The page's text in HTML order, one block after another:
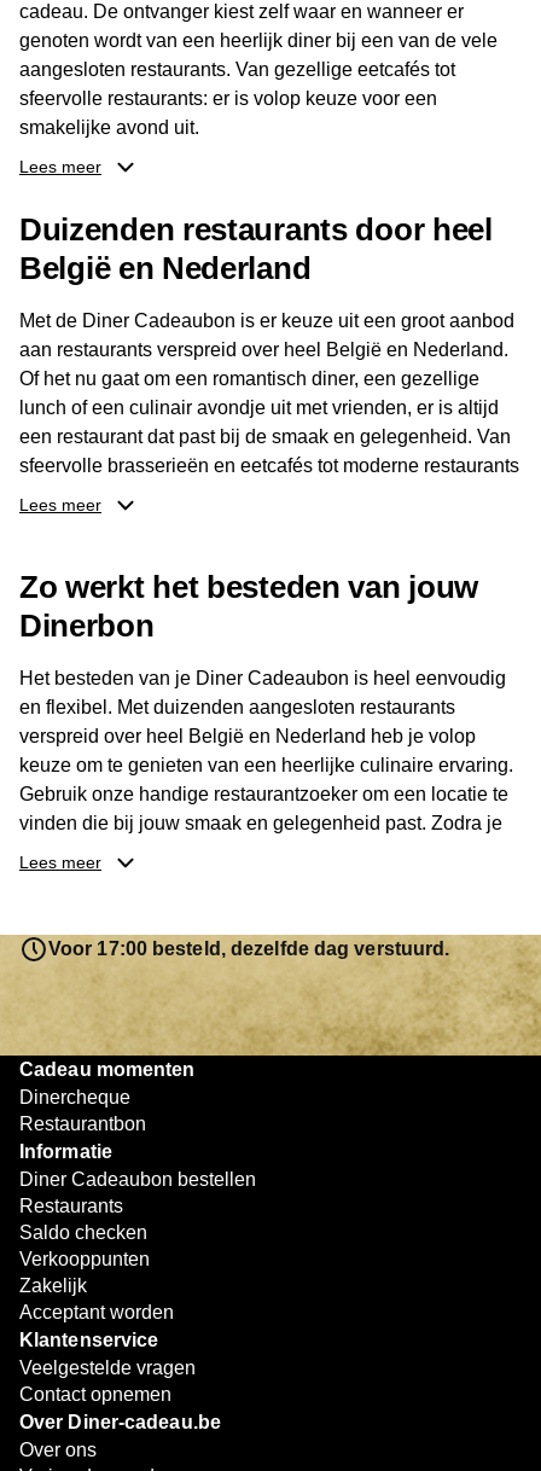
cadeau. De ontvanger kiest zelf waar en wanneer er
genoten wordt van een heerlijk diner bij een van de vele
aangesloten restaurants. Van gezellige eetcafés tot
sfeervolle restaurants: er is volop keuze voor een
smakelijke avond uit.
ontvanger eenvoudig een locatie kiezen die past bij de
smaak en gelegenheid. Zo geeft de Diner Cadeaubon niet
alleen een diner, maar ook een gezellig moment om
Lees meer
Duizenden restaurants door heel
België en Nederland
Met de Diner Cadeaubon is er keuze uit een groot aanbod
aan restaurants verspreid over heel België en Nederland.
Of het nu gaat om een romantisch diner, een gezellige
lunch of een culinair avondje uit met vrienden, er is altijd
een restaurant dat past bij de smaak en gelegenheid. Van
sfeervolle brasserieën en eetcafés tot moderne restaurants
en gastronomische locaties: er is voor ieder wat wils.
buurt, bijvoorbeeld in Brussel, Antwerpen, Gent of Brugge.
De ontvanger kiest zelf waar en wanneer er wordt genoten
van deze culinaire ervaring. Zo is de Diner Cadeaubon
niet alleen een diner, maar een bijzondere belevenis.
Lees meer
Zo werkt het besteden van jouw
Dinerbon
Het besteden van je Diner Cadeaubon is heel eenvoudig
en flexibel. Met duizenden aangesloten restaurants
verspreid over heel België en Nederland heb je volop
keuze om te genieten van een heerlijke culinaire ervaring.
Gebruik onze handige restaurantzoeker om een locatie te
vinden die bij jouw smaak en gelegenheid past. Zodra je
je keuze hebt gemaakt, kun je eenvoudig reserveren en na
resterende bedrag blijft gewoon op de bon staan en kan
later worden gebruikt. Zo geniet je keer op keer van
bijzondere eetmomenten.
Lees meer
Voor 17:00 besteld, dezelfde dag verstuurd.
Cadeau momenten
Dinercheque
Restaurantbon
Informatie
Diner Cadeaubon bestellen
Restaurants
Saldo checken
Verkooppunten
Zakelijk
Acceptant worden
Klantenservice
Veelgestelde vragen
Contact opnemen
Over Diner-cadeau.be
Over ons